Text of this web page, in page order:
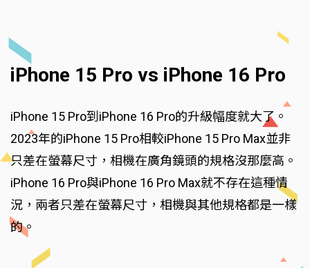
iPhone 15 Pro vs iPhone 16 Pro
iPhone 15 Pro到iPhone 16 Pro的升級幅度就大了。
2023年的iPhone 15 Pro相較iPhone 15 Pro Max並非
只差在螢幕尺寸，相機在廣角鏡頭的規格沒那麼高。
iPhone 16 Pro與iPhone 16 Pro Max就不存在這種情
況，兩者只差在螢幕尺寸，相機與其他規格都是一樣
的。